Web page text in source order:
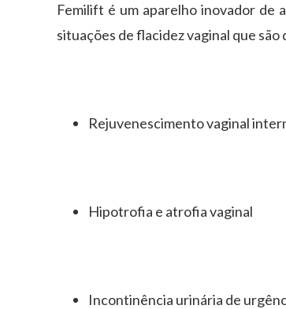
Femilift é um aparelho inovador de
situações de flacidez vaginal que
Rejuvenescimento vaginal
Hipotrofia e atrofia vaginal
Incontinência urinária de